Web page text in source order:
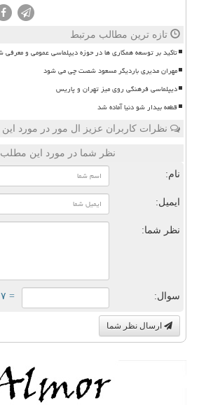
تازه ترین مطالب مرتبط
تاکید بر توسعه همکاری ها در حوزه دیپلماسی عمومی و معرفی
مهران مدیری باردیگر مسعود شصت چی می شود
دیپلماسی فرهنگی روی میز تهران و پاریس
قطعه بیدار شو دنیا آماده شد
نظرات کاربران عزیز ال مور در مورد
نظر شما در مورد این مطلب
نام:
ایمیل:
نظر شما:
سوال: = ۷ بعلاوه ۲
ارسال نظر شما